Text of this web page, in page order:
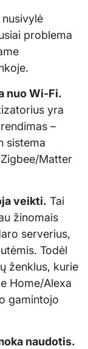
problema
nuo Wi-Fi.
yra
–
sistema
Matter
veikti. Tai
žinomais
serverius,
Todėl
ženklus, kurie
Home/Alexa
gamintojo
naudotis.